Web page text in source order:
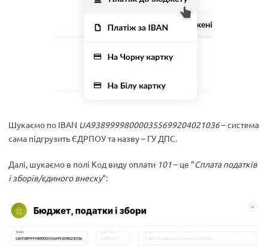
Шукаємо по IBAN UA938999980000355699204021036– система
сама підгрузить ЄДРПОУ та назву – ГУ ДПС.
Далі, шукаємо в полі Код виду оплати 101– це “Сплата податків
і зборів/єдиного внеску“: